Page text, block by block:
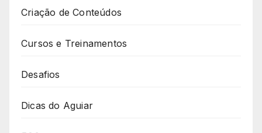
Criação de Conteúdos
Cursos e Treinamentos
Desafios
Dicas do Aguiar